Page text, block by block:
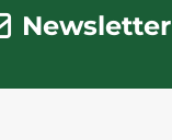
Newsletter